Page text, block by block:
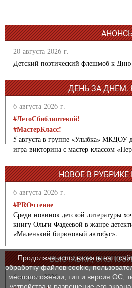
20 августа 2026 г.
Детский поэтический флешмоб к Дню
ДЕНЬ ЗА ДНЕМ.
6 августа 2026 г.
#ЛетоСбиблиотекой!
#МастерКласс!
5 августа в группе «Улыбка»
игра-викторина с мастер-классом
НОВОЕ В РУБРИКЕ
6 августа 2026 г.
#PROчтение
Среди новинок детской литературы
книгу Ольги Фадеевой в жанре
«Маленький бирюзовый автобус».
ВЫСТАВКИ,
6 августа 2026 г.
Продолжая использовать наш
обработку файлов cookie,
местоположении; тип и версия ОС;